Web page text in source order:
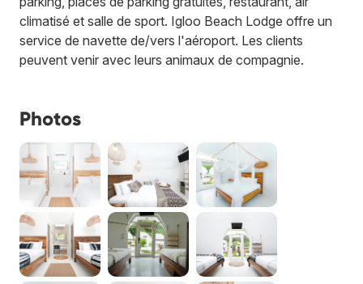
climatisé et salle de sport. Igloo Beach Lodge offre un
service de navette de/vers l'aéroport. Les clients
peuvent venir avec leurs animaux de compagnie.
Photos